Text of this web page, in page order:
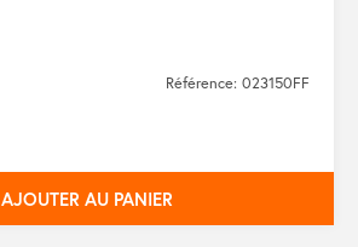
Référence: 023150FF
AJOUTER AU PANIER